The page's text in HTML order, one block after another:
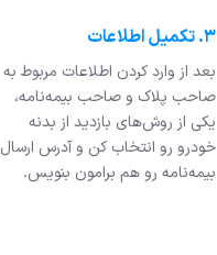
۳. تکمیل اطلاعات
بعد از وارد کردن اطلاعات مربوط به
صاحب پلاک و صاحب بیمه‌نامه،
یکی از روش‌های بازدید از بدنه
خودرو رو انتخاب کن و آدرس ارسال
بیمه‌نامه رو هم برامون بنویس.